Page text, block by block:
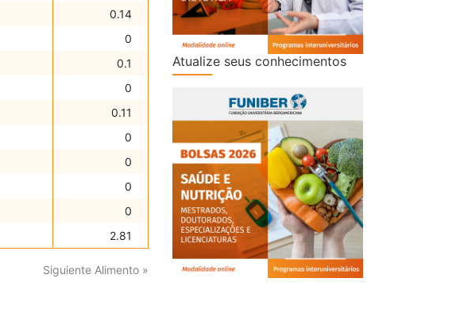
0.14
0
0.1
0
0.11
0
0
0
0
2.81
Siguiente Alimento »
Atualize seus conhecimentos